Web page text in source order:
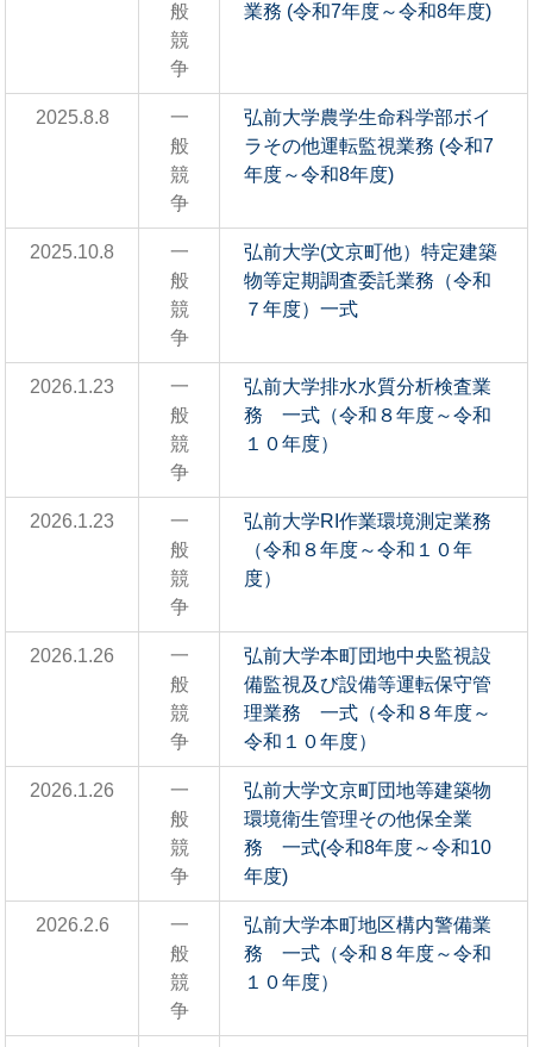
般
競
争
業務 (令和7年度～令和8年度)
2025.8.8
一
般
競
争
弘前大学農学生命科学部ボイ
ラその他運転監視業務 (令和7
年度～令和8年度)
2025.10.8
一
般
競
争
弘前大学(文京町他）特定建築
物等定期調査委託業務（令和
７年度）一式
2026.1.23
一
般
競
争
弘前大学排水水質分析検査業
務 一式（令和８年度～令和
１０年度）
2026.1.23
一
般
競
争
弘前大学RI作業環境測定業務
（令和８年度～令和１０年
度）
2026.1.26
一
般
競
争
弘前大学本町団地中央監視設
備監視及び設備等運転保守管
理業務 一式（令和８年度～
令和１０年度）
2026.1.26
一
般
競
争
弘前大学文京町団地等建築物
環境衛生管理その他保全業
務 一式(令和8年度～令和10
年度)
2026.2.6
一
般
競
争
弘前大学本町地区構内警備業
務 一式（令和８年度～令和
１０年度）